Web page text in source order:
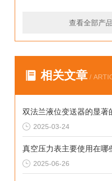
查看全部产品
相关文章 /
双法兰液位变送器的显著
2025-03-24
真空压力表主要使用在哪
2025-06-26